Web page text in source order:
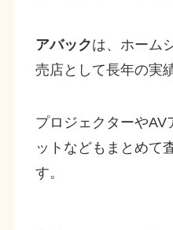
アバックは、ホーム
売店として長年の実
プロジェクターやAV
ットなどもまとめて
す。